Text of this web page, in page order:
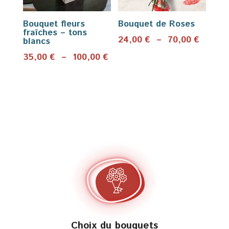
Bouquet fleurs
fraîches – tons
blancs
35,00€ – 100,00€Plage
Bouquet de Roses
24,00€ – 70,00€
Choix du bouquets